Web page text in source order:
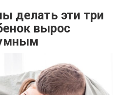
делать эти три
вырос